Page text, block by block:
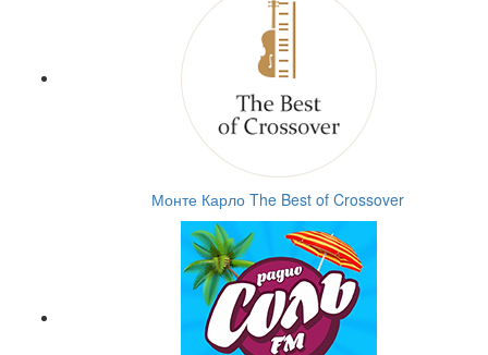
Монте Карло The Best of Crossover